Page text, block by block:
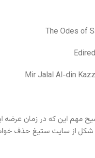
The Odes of
Mir Jalal Al-din
مهم این که در زمان عرضه
شکل از سایت ستیغ حذف